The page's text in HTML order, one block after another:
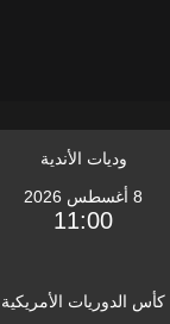
وديات الأندية
8 أغسطس 2026
11:00
كأس الدوريات الأمريكية